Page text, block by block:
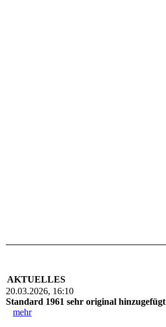
AKTUELLES
20.03.2026, 16:10
Standard 1961 sehr original hinzugefügt
mehr